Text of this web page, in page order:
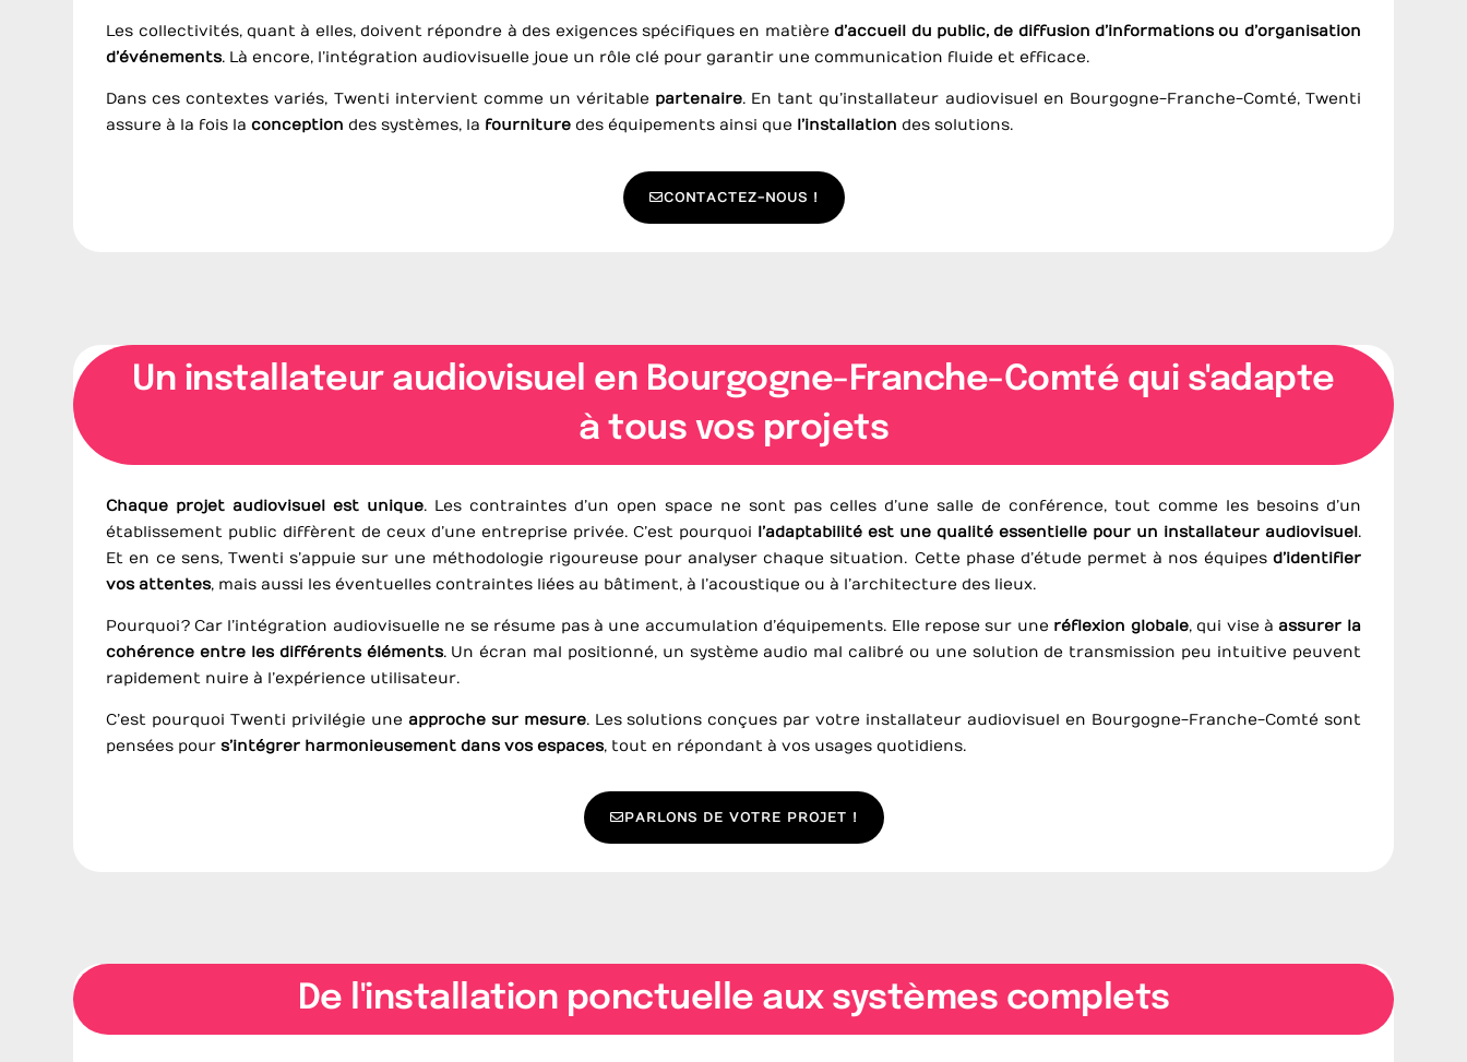
Les collectivités, quant à elles, doivent répondre à des exigences spécifiques en matièred’accueil du public, de diffusion d’informations ou d’organisation
d’événements. Là encore, l’intégration audiovisuelle joue un rôle clé pour garantir une communication fluide et efficace.
Dans ces contextes variés, Twenti intervient comme un véritable partenaire. En tant qu’installateur audiovisuel en Bourgogne-Franche-Comté, Twenti
assure à la fois laconception des systèmes, la fourniture des équipements ainsi que l’installation des solutions.
CONTACTEZ-NOUS !
Un installateur audiovisuel en Bourgogne-Franche-Comté qui s'adapte
à tous vos projets
Chaque projet audiovisuel est unique. Les contraintes d’un open space ne sont pas celles d’une salle de conférence, tout comme les besoins d’un
établissement public diffèrent de ceux d’une entreprise privée. C’est pourquoi l’adaptabilité est une qualité essentielle pour un installateur audiovisuel.
Et en ce sens, Twenti s’appuie sur une méthodologie rigoureuse pour analyser chaque situation. Cette phase d’étude permet à nos équipes d’identifier
vos attentes, mais aussi les éventuelles contraintes liées au bâtiment, à l’acoustique ou à l’architecture des lieux.
Pourquoi ? Car l’intégration audiovisuelle ne se résume pas à une accumulation d’équipements. Elle repose sur une réflexion globale, qui vise àassurer la
cohérence entre les différents éléments. Un écran mal positionné, un système audio mal calibré ou une solution de transmission peu intuitive peuvent
rapidement nuire à l’expérience utilisateur.
C’est pourquoi Twenti privilégie une approche sur mesure. Les solutions conçues par votre installateur audiovisuel en Bourgogne-Franche-Comté sont
pensées pours’intégrer harmonieusement dans vos espaces, tout en répondant à vos usages quotidiens.
PARLONS DE VOTRE PROJET !
De l'installation ponctuelle aux systèmes complets